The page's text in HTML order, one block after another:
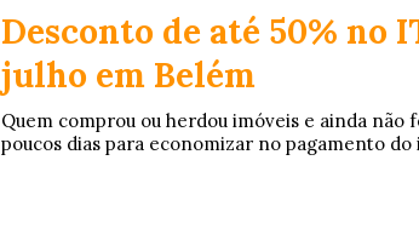
Desconto de até 50% no
julho em Belém
Quem comprou ou herdou imóveis e ainda
poucos dias para economizar no pagamento